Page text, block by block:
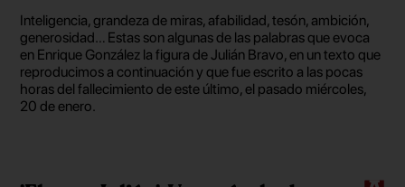
Inteligencia, grandeza de miras, afabilidad, tesón, ambición,
generosidad… Estas son algunas de las palabras que evoca
en Enrique González la figura de Julián Bravo, en un texto que
reproducimos a continuación y que fue escrito a las pocas
horas del fallecimiento de este último, el pasado miércoles,
20 de enero.